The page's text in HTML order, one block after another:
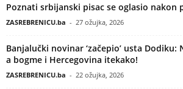
Poznati srbijanski pisac se oglasio nakon
ZASREBRENICU.ba - 27 ožujka, 2026
Banjalučki novinar ‘začepio’ usta Dodiku:
a bogme i Hercegovina itekako!
ZASREBRENICU.ba - 22 ožujka, 2026